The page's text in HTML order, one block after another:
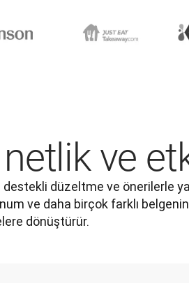
ve
düzeltme ve önerilerle
ve daha birçok farklı belgenin
dönüştürür.